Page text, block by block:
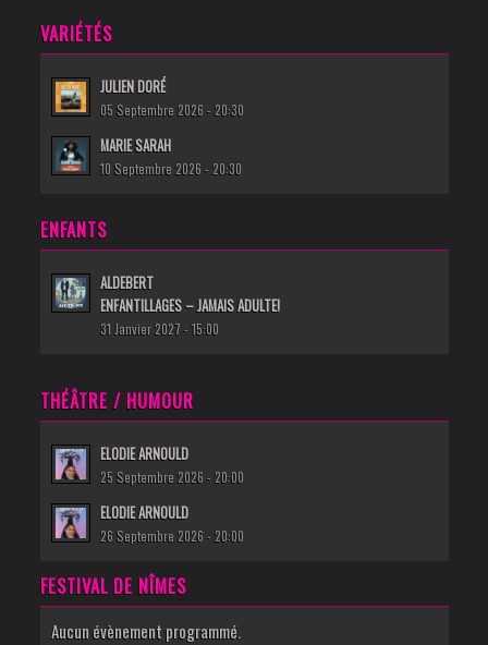
VARIÉTÉS
JULIEN DORÉ
05 Septembre 2026 - 20:30
MARIE SARAH
10 Septembre 2026 - 20:30
ENFANTS
ALDEBERT
ENFANTILLAGES – JAMAIS ADULTE!
31 Janvier 2027 - 15:00
THÉÂTRE / HUMOUR
ELODIE ARNOULD
25 Septembre 2026 - 20:00
ELODIE ARNOULD
26 Septembre 2026 - 20:00
FESTIVAL DE NÎMES
Aucun évènement programmé.